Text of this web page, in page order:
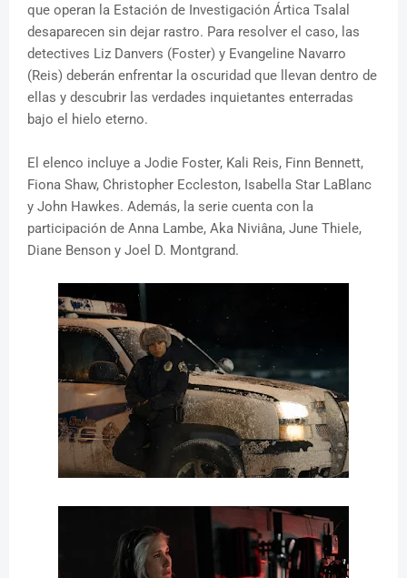
que operan la Estación de Investigación Ártica Tsalal
desaparecen sin dejar rastro. Para resolver el caso, las
detectives Liz Danvers (Foster) y Evangeline Navarro
(Reis) deberán enfrentar la oscuridad que llevan dentro de
ellas y descubrir las verdades inquietantes enterradas
bajo el hielo eterno.
El elenco incluye a Jodie Foster, Kali Reis, Finn Bennett,
Fiona Shaw, Christopher Eccleston, Isabella Star LaBlanc
y John Hawkes. Además, la serie cuenta con la
participación de Anna Lambe, Aka Niviâna, June Thiele,
Diane Benson y Joel D. Montgrand.